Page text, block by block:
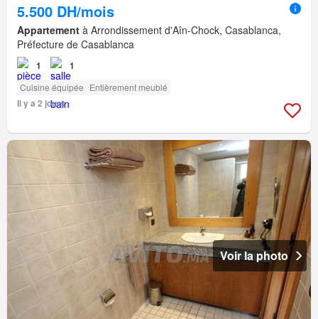
5.500 DH/mois
Appartement à Arrondissement d'Aîn-Chock, Casablanca,
Préfecture de Casablanca
1 1
Cuisine équipée Entièrement meublé
Il y a 2 jours
Voir la photo